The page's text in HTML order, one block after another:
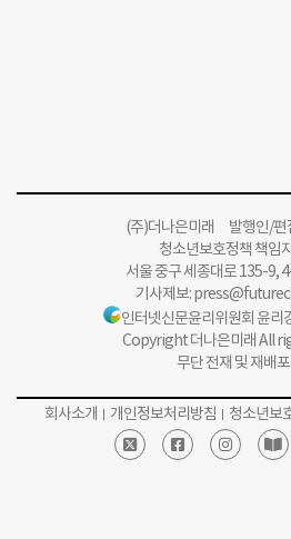
(주)더나은미래 발행인/편
청소년보호정책 책임
서울 중구 세종대로 135-9,
기사제보:
인터넷신문윤리위원회 윤리
Copyright 더나은미래 All
무단 전재 및 재배
회사소개 개인정보처리방침 청소년보